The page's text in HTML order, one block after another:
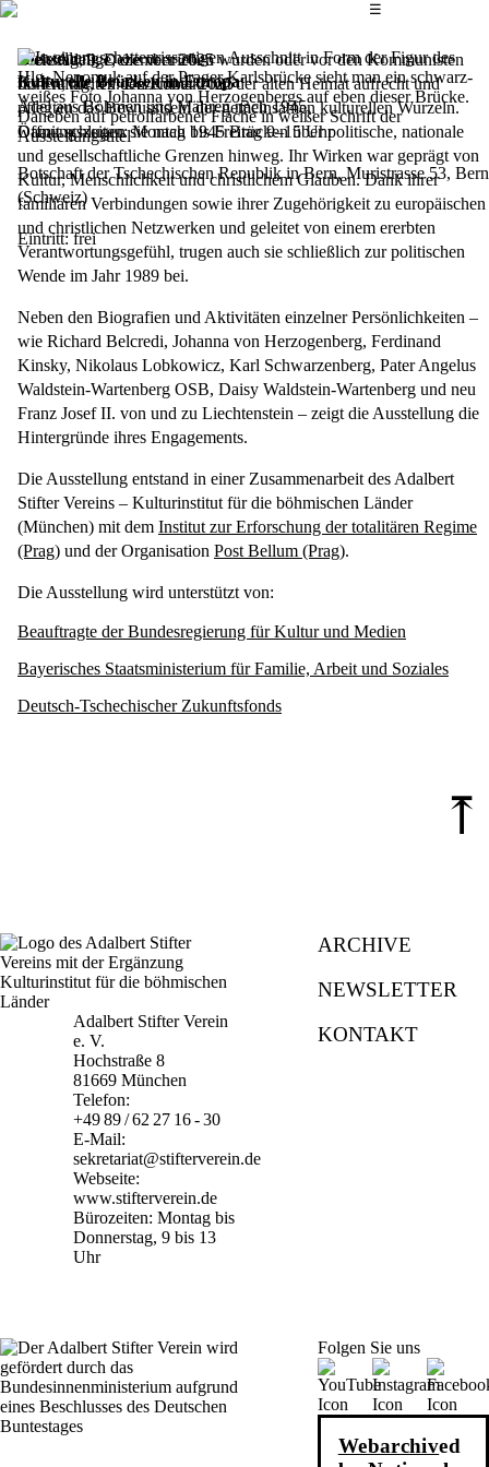
Das
☰
Ausstellung
Kulturelle Brücken in Europa
Adel aus Böhmen und Mähren nach 1945
Viele Adelige, die vertrieben wurden oder vor den Kommunisten
flohen, hielten den Kontakt mit der alten Heimat aufrecht und
pflegten das Bewusstsein der gemeinsamen kulturellen Wurzeln.
Damit schlugen sie nach 1945 Brücken über politische, nationale
und gesellschaftliche Grenzen hinweg. Ihr Wirken war geprägt von
Kultur, Menschlichkeit und christlichem Glauben. Dank ihrer
familiären Verbindungen sowie ihrer Zugehörigkeit zu europäischen
und christlichen Netzwerken und geleitet von einem ererbten
Verantwortungsgefühl, trugen auch sie schließlich zur politischen
Wende im Jahr 1989 bei.
Neben den Biografien und Aktivitäten einzelner Persönlichkeiten –
wie Richard Belcredi, Johanna von Herzogenberg, Ferdinand
Kinsky, Nikolaus Lobkowicz, Karl Schwarzenberg, Pater Angelus
Waldstein-Wartenberg OSB, Daisy Waldstein-Wartenberg und neu
Franz Josef II. von und zu Liechtenstein – zeigt die Ausstellung die
Hintergründe ihres Engagements.
Die Ausstellung entstand in einer Zusammenarbeit des Adalbert
Stifter Vereins – Kulturinstitut für die böhmischen Länder
(München) mit dem Institut zur Erforschung der totalitären Regime
(Prag) und der Organisation Post Bellum (Prag).
Die Ausstellung wird unterstützt von:
Beauftragte der Bundesregierung für Kultur und Medien
Bayerisches Staatsministerium für Familie, Arbeit und Soziales
Deutsch-Tschechischer Zukunftsfonds
Dienstag, 9. Dezember 2025
bisFreitag, 19. Dezember 2025
Öffnungszeiten: Montag bis Freitag 9–15 Uhr
Botschaft der Tschechischen Republik in Bern, Muristrasse 53, Bern
(Schweiz)
Eintritt: frei
⤒
Adalbert Stifter Verein
e. V.
Hochstraße 8
81669 München
Telefon:
+49 89 / 62 27 16 - 30
E-Mail:
sekretariat@stifterverein.de
Webseite:
www.stifterverein.de
Bürozeiten: Montag bis
Donnerstag, 9 bis 13
Uhr
ARCHIVE
NEWSLETTER
KONTAKT
Folgen Sie uns
Webarchived